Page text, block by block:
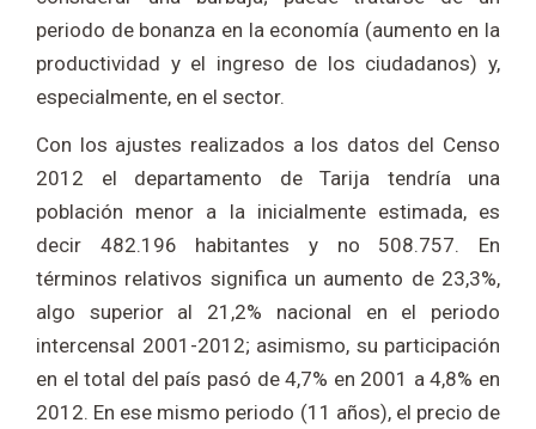
periodo de bonanza en la economía (aumento en la
productividad y el ingreso de los ciudadanos) y,
especialmente, en el sector.
Con los ajustes realizados a los datos del Censo
2012 el departamento de Tarija tendría una
población menor a la inicialmente estimada, es
decir 482.196 habitantes y no 508.757. En
términos relativos significa un aumento de 23,3%,
algo superior al 21,2% nacional en el periodo
intercensal 2001-2012; asimismo, su participación
en el total del país pasó de 4,7% en 2001 a 4,8% en
2012. En ese mismo periodo (11 años), el precio de